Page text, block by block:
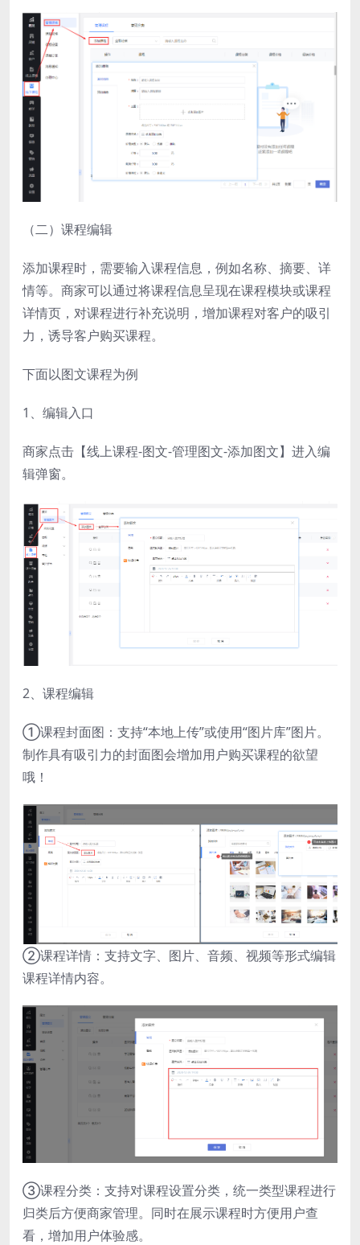
（二）课程编辑
添加课程时，需要输入课程信息，例如名称、摘要、详
情等。商家可以通过将课程信息呈现在课程模块或课程
详情页，对课程进行补充说明，增加课程对客户的吸引
力，诱导客户购买课程。
下面以图文课程为例
1、编辑入口
商家点击【线上课程-图文-管理图文-添加图文】进入编
辑弹窗。
2、课程编辑
①课程封面图：支持“本地上传”或使用“图片库”图片。
制作具有吸引力的封面图会增加用户购买课程的欲望
哦！
②课程详情：支持文字、图片、音频、视频等形式编辑
课程详情内容。
③课程分类：支持对课程设置分类，统一类型课程进行
归类后方便商家管理。同时在展示课程时方便用户查
看，增加用户体验感。